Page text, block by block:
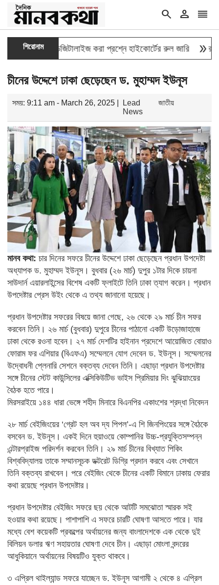
search person reorder
শিরোনাম
তথ্য ডিজিটালাইজ করা প্রশ্নে হাইকোর্টের রুল জারি double_arrowরাষ্ট্রপতি
চীনের উদ্দেশে ঢাকা ছেড়েছেন ড. মুহাম্মদ ইউনূস
সময়: 9:11 am - March 26, 2025 |
Lead
News
জাতীয়
মানব কথা: চার দিনের সফরে চীনের উদ্দেশে ঢাকা ছেড়েছেন প্রধান উপদেষ্টা
অধ্যাপক ড. মুহাম্মদ ইউনূস। বুধবার (২৬ মার্চ) দুপুর ১টার দিকে চায়না
সাউদার্ন এয়ারলাইন্সের বিশেষ একটি ফ্লাইটে তিনি ঢাকা ত্যাগ করেন। প্রধান
উপদেষ্টার প্রেস উইং থেকে এ তথ্য জানানো হয়েছে।
প্রধান উপদেষ্টার সফরের বিষয়ে জানা গেছে, ২৬ থেকে ২৯ মার্চ চীন সফর
করবেন তিনি। ২৬ মার্চ (বুধবার) দুপুরে চীনের পাঠানো একটি উড়োজাহাজে
ঢাকা থেকে রওনা হবেন। ২৭ মার্চ দেশটির হাইনান প্রদেশে আয়োজিত বোয়াও
ফোরাম ফর এশিয়ার (বিএফএ) সম্মেলনে যোগ দেবেন ড. ইউনূস। সম্মেলনের
উদ্বোধনী প্লেনারি সেশনে বক্তব্য দেবেন তিনি। এছাড়া প্রধান উপদেষ্টার
সঙ্গে চীনের স্টেট কাউন্সিলের এক্সিকিউটিভ ভাইস প্রিমিয়ার দিং ঝুঝিয়াংয়ের
বৈঠক হতে পারে।
মিরসরাইয়ে ১৪৪ ধারা ভেঙ্গে শহীদ মিনারে বিএনপির একাংশের শ্রদ্ধা নিবেদন
২৮ মার্চ বেইজিংয়ের ‘গ্রেট হল অব দ্য পিপল’-এ শি জিনপিংয়ের সঙ্গে বৈঠকে
বসবেন ড. ইউনূস। একই দিনে হুয়াওয়ে কোম্পানির উচ্চ-প্রযুক্তিসম্পন্ন
এন্টারপ্রাইজ পরিদর্শন করবেন তিনি। ২৯ মার্চ চীনের বিখ্যাত পিকিং
বিশ্ববিদ্যালয় তাকে সম্মানসূচক ডক্টরেট ডিগ্রি প্রদান করবে এবং সেখানে
তিনি বক্তব্য রাখবেন। পরে বেইজিং থেকে চীনের একটি বিমানে ঢাকায় ফেরার
কথা রয়েছে প্রধান উপদেষ্টার।
প্রধান উপদেষ্টার বেইজিং সফরে ছয় থেকে আটটি সমঝোতা স্মারক সই
হওয়ার কথা রয়েছে। পাশাপাশি এ সফরে চারটি ঘোষণা আসতে পারে। যার
মধ্যে বেশ কয়েকটি প্রকল্পের অর্থায়নের জন্য বাংলাদেশকে এক থেকে দুই
বিলিয়ন ডলার ঋণ সহায়তার ঘোষণা দেবে চীন। এছাড়া মোংলা বন্দরের
আধুকিয়ানে অর্থায়নের বিষয়টিও যুক্ত থাকবে।
৩ এপ্রিল থাইল্যান্ড সফরে যাচ্ছেন ড. ইউনূস আগামী ২ থেকে ৪ এপ্রিল